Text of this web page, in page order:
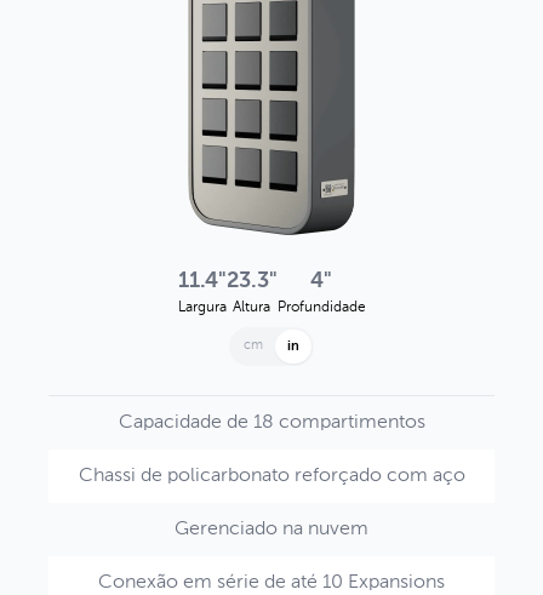
11.4"
Largura
23.3"
Altura
4"
Profundidade
cm in
Capacidade de 18 compartimentos
Chassi de policarbonato reforçado com aço
Gerenciado na nuvem
Conexão em série de até 10 Expansions